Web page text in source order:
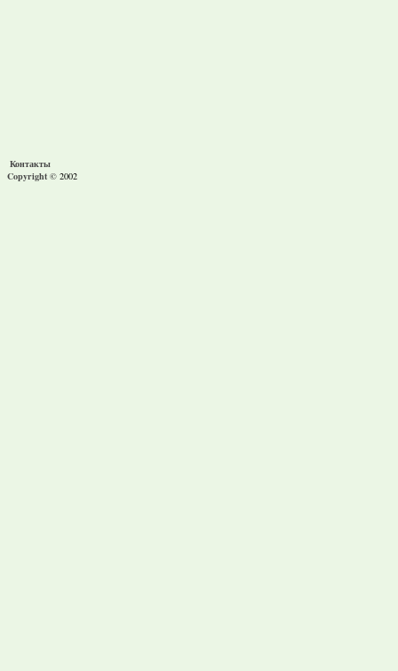
Контакты
Copyright © 2002